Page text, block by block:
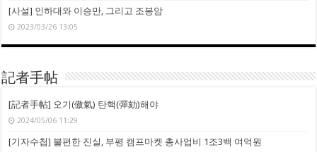
[사설] 인하대와 이승만, 그리고 조봉암
2023/03/26 13:05
記者手帖
[記者手帖] 오기(傲氣) 탄핵(彈劾)해야
2024/05/06 11:29
[기자수첩] 불편한 진실, 부평 캠프마켓 총사업비 1조3백 여억원